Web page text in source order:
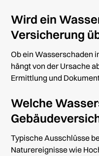
Wird ein
Versicherung
Ob ein Wasserschaden
hängt von der Ursache
Ermittlung und
Welche
Typische Ausschlüsse
Naturereignisse wie